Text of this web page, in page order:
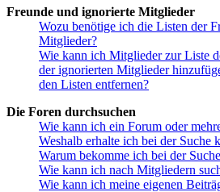
Freunde und ignorierte Mitglieder
Wozu benötige ich die Listen der
Mitglieder?
Wie kann ich Mitglieder zur Liste
der ignorierten Mitglieder
den Listen entfernen?
Die Foren durchsuchen
Wie kann ich ein Forum oder
Weshalb erhalte ich bei der Suche
Warum bekomme ich bei der
Wie kann ich nach Mitgliedern
Wie kann ich meine eigenen